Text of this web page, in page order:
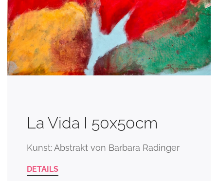
La Vida I 50x50cm
Kunst: Abstrakt von Barbara Radinger
DETAILS